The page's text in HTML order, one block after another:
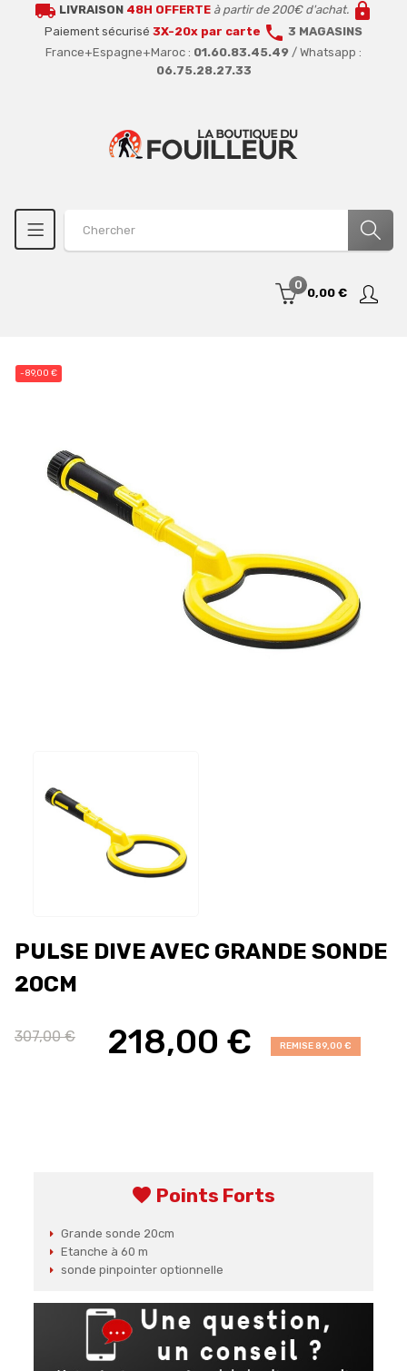
local_shipping LIVRAISON 48H OFFERTE à partir de 200€ d'achat. lock
Paiement sécurisé 3X-20x par carte call 3 MAGASINS
France+Espagne+Maroc : 01.60.83.45.49 / Whatsapp :
06.75.28.27.33
0
0,00 €
-89,00 €
PULSE DIVE AVEC GRANDE SONDE
20CM
307,00 € 218,00 € REMISE 89,00 €
favorite Points Forts
Grande sonde 20cm
Etanche à 60 m
sonde pinpointer optionnelle